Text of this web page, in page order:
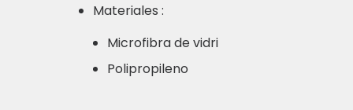
Materiales :
Microfibra de vidri
Polipropileno